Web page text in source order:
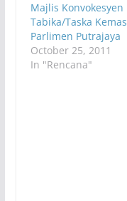
Majlis Konvokesyen
Tabika/Taska Kemas
Parlimen Putrajaya
October 25, 2011
In "Rencana"